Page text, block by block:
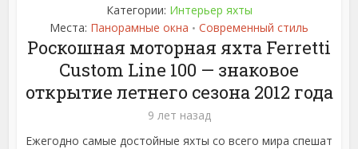
Категории: Интерьер яхты
Места: Панорамные окна • Современный стиль
Роскошная моторная яхта Ferretti
Custom Line 100 — знаковое
открытие летнего сезона 2012 года
9 лет назад
Ежегодно самые достойные яхты со всего мира спешат